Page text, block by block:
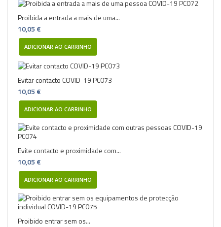
Proibida a entrada a mais de uma...
10,05 €
ADICIONAR AO CARRINHO
Evitar contacto COVID-19 PC073
10,05 €
ADICIONAR AO CARRINHO
Evite contacto e proximidade com...
10,05 €
ADICIONAR AO CARRINHO
Proibido entrar sem os...